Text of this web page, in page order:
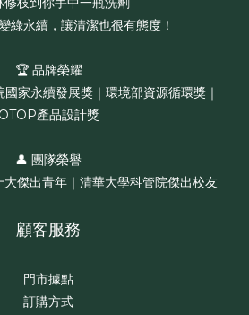
綠永續，讓清潔也很有態度！
🏆 品牌榮耀
家永續發展獎｜環境部資源循環獎｜
OTOP產品設計獎
👤 團隊榮譽
傑出青年｜清華大學科管院傑出校友
顧客服務
門市據點
訂購方式